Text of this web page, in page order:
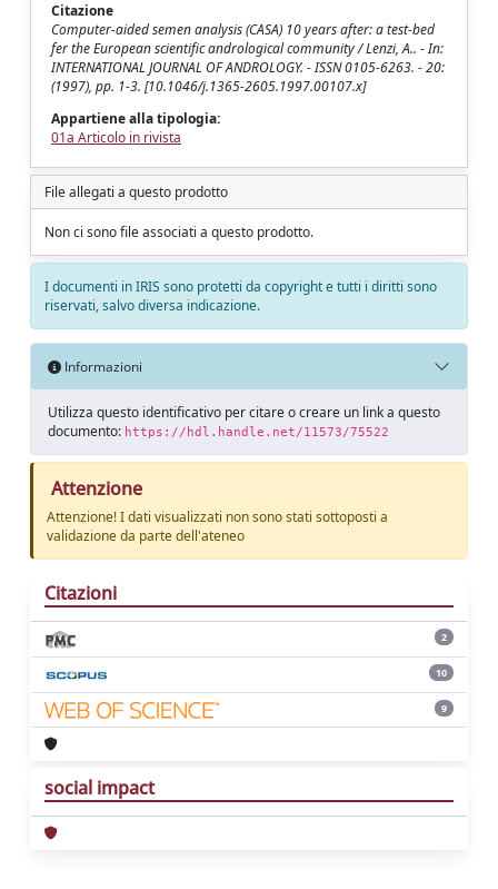
Citazione
Computer-aided semen analysis (CASA) 10 years after: a test-bed
fer the European scientific andrological community / Lenzi, A.. - In:
INTERNATIONAL JOURNAL OF ANDROLOGY. - ISSN 0105-6263. - 20:
(1997), pp. 1-3. [10.1046/j.1365-2605.1997.00107.x]
Appartiene alla tipologia:
01a Articolo in rivista
File allegati a questo prodotto
Non ci sono file associati a questo prodotto.
I documenti in IRIS sono protetti da copyright e tutti i diritti sono
riservati, salvo diversa indicazione.
Informazioni
Utilizza questo identificativo per citare o creare un link a questo
documento: https://hdl.handle.net/11573/75522
Attenzione
Attenzione! I dati visualizzati non sono stati sottoposti a
validazione da parte dell'ateneo
Citazioni
2
10
9
social impact